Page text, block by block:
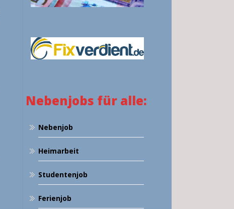
Nebenjobs für alle:
Nebenjob
Heimarbeit
Studentenjob
Ferienjob